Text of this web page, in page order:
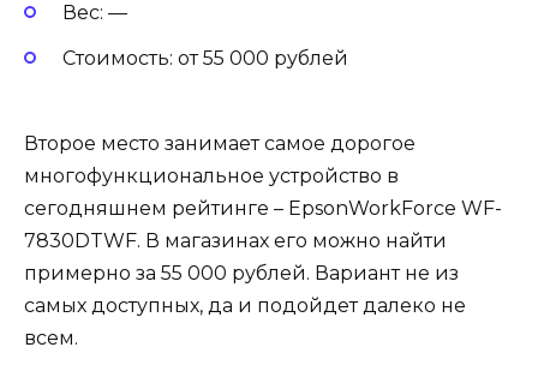
Вес: —
Стоимость: от 55 000 рублей
Второе место занимает самое дорогое
многофункциональное устройство в
сегодняшнем рейтинге – EpsonWorkForce WF-
7830DTWF. В магазинах его можно найти
примерно за 55 000 рублей. Вариант не из
самых доступных, да и подойдет далеко не
всем.